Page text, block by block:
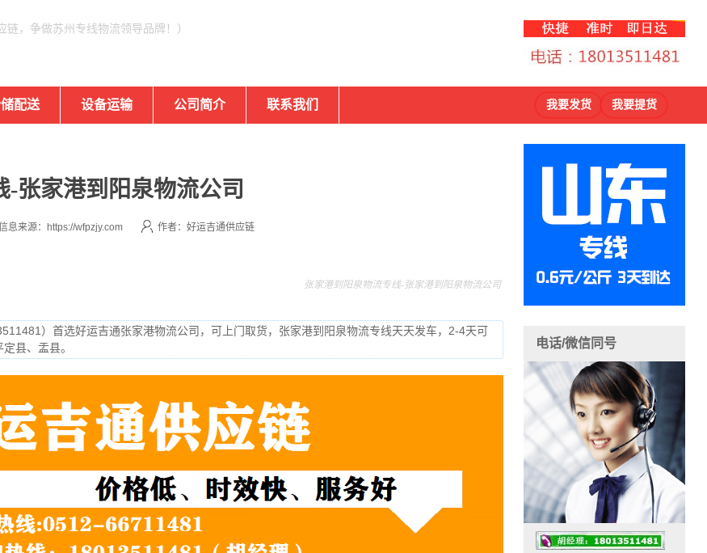
链，争做苏州专线物流领导品牌！）
配送 设备运输 公司简介 联系我们 我要发货 我要提货
张家港到阳泉物流公司
息来源：https://wfpzjy.com 作者：好运吉通供应链
张家港到阳泉物流专线-张家港到阳泉物流公司
）首选好运吉通张家港物流公司，可上门取货，张家港到阳泉物流专线天天发车，2-4天可
县、盂县。
电话/微信同号